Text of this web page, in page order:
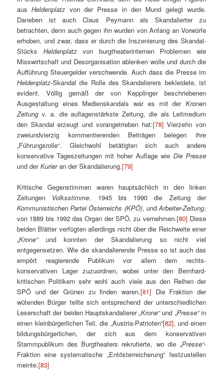
ausHeldenplatz von der Presse in den Mund gelegt wurde.
Daneben ist auch Claus Peymann als Skandalierter zu
betrachten, denn auch gegen ihn wurden von Anfang an Vorwürfe
erhoben, und zwar, dass er durch die Inszenierung des Skandal-
Stücks Heldenplatzvon burgtheaterinternen Problemen wie
Misswirtschaft und Desorganisation ablenken wolle und durch die
Aufführung Steuergelder verschwende. Auch dass die Presse im
Heldenplatz-Skandal die Rolle des Skandalierers bekleidete, ist
evident. Völlig gemäß der von Kepplinger beschriebenen
Ausgestaltung eines Medienskandals war es mit der Kronen
Zeitung v. a. die auflagenstärkste Zeitung, die als Leitmedium
den Skandal erzeugt und vorangetrieben hat:[78] Vierzehn von
zweiundvierzig kommentierenden Beiträgen belegen ihre
„Führungsrolle“. Gleichwohl betätigten sich auch andere
konservative Tageszeitungen mit hoher Auflage wie Die Presse
und derKurieran der Skandalierung.[79]
Kritische Gegenstimmen waren hauptsächlich in den linken
Zeitungen Volksstimme, 1945 bis 1990 die Zeitung der
Kommunistischen Partei Österreichs (KPÖ), und Arbeiter-Zeitung,
von 1889 bis 1992 das Organ der SPÖ, zu vernehmen.[80] Diese
beiden Blätter verfügten allerdings nicht über die Reichweite einer
„Krone“ und konnten der Skandalierung so nicht viel
entgegensetzen. Wie die skandalierende Presse so ist auch das
empört reagierende Publikum vor allem dem rechts-
konservativen Lager zuzuordnen, wobei unter den Bernhard-
kritischen Politikern sehr wohl auch viele aus den Reihen der
SPÖ und der Grünen zu finden waren.[81] Die Fraktion der
wütenden Bürger teilte sich entsprechend der unterschiedlichen
Leserschaft der beiden Hauptskandalierer„Krone“und „Presse“in
einen kleinbürgerlichen Teil, die „Austria-Patrioten“[82], und einen
bildungsbürgerlichen, der sich aus dem konservativen
Stammpublikum des Burgtheaters rekrutierte, wo die „Presse“-
Fraktion eine systematische „Entösterreicherung“ festzustellen
meinte.[83]